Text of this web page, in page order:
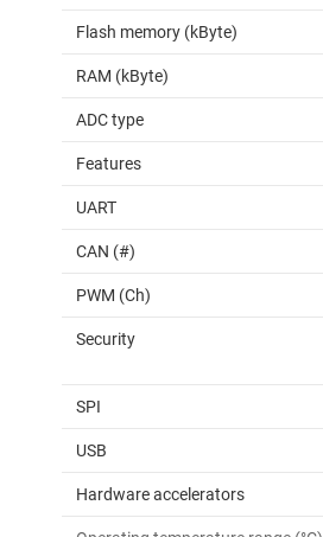
Flash memory (kByte)
RAM (kByte)
ADC type
Features
UART
CAN (#)
PWM (Ch)
Security
SPI
USB
Hardware accelerators